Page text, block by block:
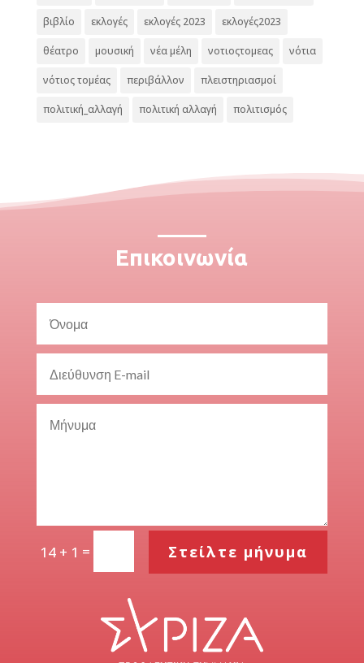
βιβλίο εκλογές εκλογές 2023 εκλογές2023
θέατρο μουσική νέα μέλη νοτιοςτομεας νότια
νότιος τομέας περιβάλλον πλειστηριασμοί
πολιτική_αλλαγή πολιτική αλλαγή πολιτισμός
Επικοινωνία
14 + 1 = Στείλτε μήνυμα